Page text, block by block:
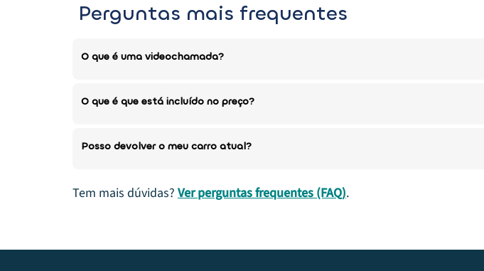
Perguntas mais frequentes
O que é uma videochamada?
O que é que está incluído no preço?
Posso devolver o meu carro atual?
Tem mais dúvidas? Ver perguntas frequentes (FAQ).